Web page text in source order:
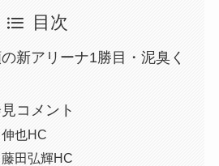
目次
新アリーナ1勝目・泥臭く
コメント
也HC
田弘輝HC